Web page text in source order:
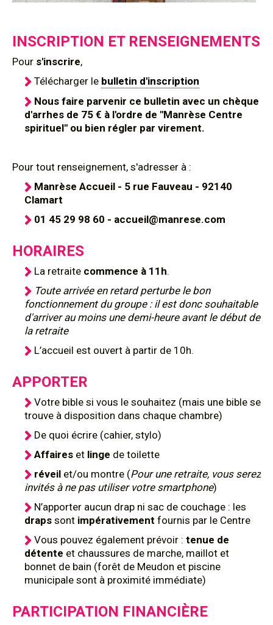
INSCRIPTION ET RENSEIGNEMENTS
Pour s'inscrire,
Télécharger le bulletin d'inscription
Nous faire parvenir ce bulletin avec un chèque
d'arrhes de 75 € à l'ordre de "Manrèse Centre
spirituel" ou bien régler par virement.
Pour tout renseignement, s'adresser à :
Manrèse Accueil - 5 rue Fauveau - 92140
Clamart
01 45 29 98 60 - accueil@manrese.com
HORAIRES
La retraite commence à 11h.
Toute arrivée en retard perturbe le bon
fonctionnement du groupe : il est donc souhaitable
d'arriver au moins une demi-heure avant le début de
la retraite
L’accueil est ouvert à partir de 10h.
APPORTER
Votre bible si vous le souhaitez (mais une bible se
trouve à disposition dans chaque chambre)
De quoi écrire (cahier, stylo)
Affaires et linge de toilette
réveil et/ou montre (Pour une retraite, vous serez
invités à ne pas utiliser votre smartphone)
N’apporter aucun drap ni sac de couchage : les
draps sont impérativement fournis par le Centre
Vous pouvez également prévoir : tenue de
détente et chaussures de marche, maillot et
bonnet de bain (forêt de Meudon et piscine
municipale sont à proximité immédiate)
PARTICIPATION FINANCIÈRE